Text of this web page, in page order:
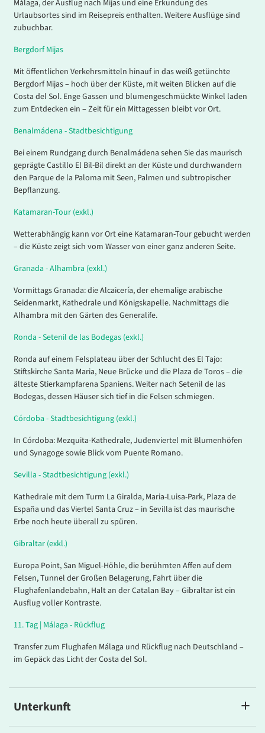
Málaga, der Ausflug nach Mijas und eine Erkundung des
Urlaubsortes sind im Reisepreis enthalten. Weitere Ausflüge sind
zubuchbar.
Bergdorf Mijas
Mit öffentlichen Verkehrsmitteln hinauf in das weiß getünchte
Bergdorf Mijas – hoch über der Küste, mit weiten Blicken auf die
Costa del Sol. Enge Gassen und blumengeschmückte Winkel laden
zum Entdecken ein – Zeit für ein Mittagessen bleibt vor Ort.
Benalmádena - Stadtbesichtigung
Bei einem Rundgang durch Benalmádena sehen Sie das maurisch
geprägte Castillo El Bil-Bil direkt an der Küste und durchwandern
den Parque de la Paloma mit Seen, Palmen und subtropischer
Bepflanzung.
Katamaran-Tour (exkl.)
Wetterabhängig kann vor Ort eine Katamaran-Tour gebucht werden
– die Küste zeigt sich vom Wasser von einer ganz anderen Seite.
Granada - Alhambra (exkl.)
Vormittags Granada: die Alcaicería, der ehemalige arabische
Seidenmarkt, Kathedrale und Königskapelle. Nachmittags die
Alhambra mit den Gärten des Generalife.
Ronda - Setenil de las Bodegas (exkl.)
Ronda auf einem Felsplateau über der Schlucht des El Tajo:
Stiftskirche Santa Maria, Neue Brücke und die Plaza de Toros – die
älteste Stierkampfarena Spaniens. Weiter nach Setenil de las
Bodegas, dessen Häuser sich tief in die Felsen schmiegen.
Córdoba - Stadtbesichtigung (exkl.)
In Córdoba: Mezquita-Kathedrale, Judenviertel mit Blumenhöfen
und Synagoge sowie Blick vom Puente Romano.
Sevilla - Stadtbesichtigung (exkl.)
Kathedrale mit dem Turm La Giralda, Maria-Luisa-Park, Plaza de
España und das Viertel Santa Cruz – in Sevilla ist das maurische
Erbe noch heute überall zu spüren.
Gibraltar (exkl.)
Europa Point, San Miguel-Höhle, die berühmten Affen auf dem
Felsen, Tunnel der Großen Belagerung, Fahrt über die
Flughafenlandebahn, Halt an der Catalan Bay – Gibraltar ist ein
Ausflug voller Kontraste.
11.Tag | Málaga - Rückflug
Transfer zum Flughafen Málaga und Rückflug nach Deutschland –
im Gepäck das Licht der Costa del Sol.
Unterkunft
Hotel Alay